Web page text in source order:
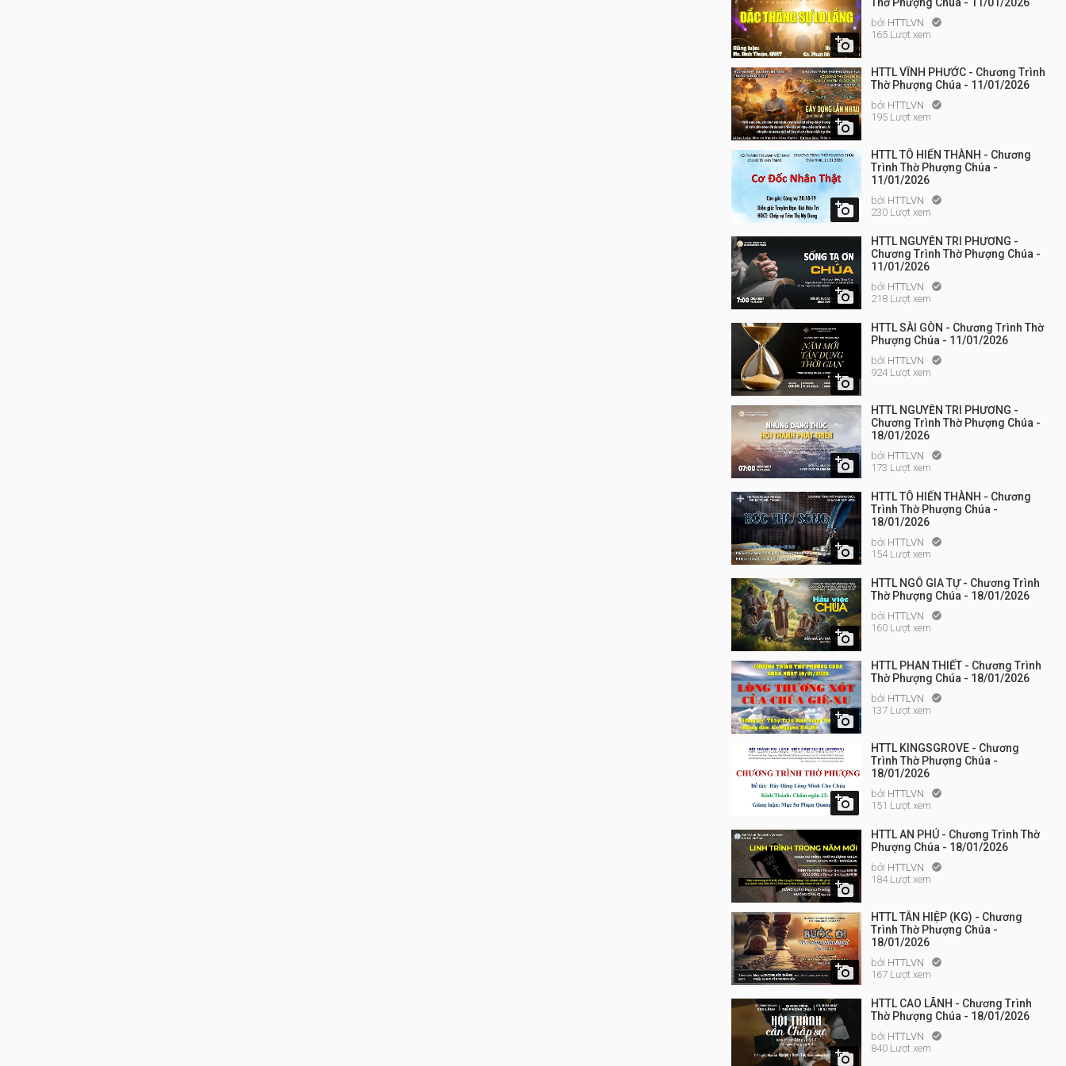

bởi HTTLVN 
165 Lượt xem

HTTL VĨNH PHƯỚC - Chương Trình
Thờ Phượng Chúa - 11/01/2026
bởi HTTLVN 
195 Lượt xem

HTTL TÔ HIẾN THÀNH - Chương
Trình Thờ Phượng Chúa -
11/01/2026
bởi HTTLVN 
230 Lượt xem

HTTL NGUYỄN TRI PHƯƠNG -
Chương Trình Thờ Phượng Chúa -
11/01/2026
bởi HTTLVN 
218 Lượt xem

HTTL SÀI GÒN - Chương Trình Thờ
Phượng Chúa - 11/01/2026
bởi HTTLVN 
924 Lượt xem

HTTL NGUYỄN TRI PHƯƠNG -
Chương Trình Thờ Phượng Chúa -
18/01/2026
bởi HTTLVN 
173 Lượt xem

HTTL TÔ HIẾN THÀNH - Chương
Trình Thờ Phượng Chúa -
18/01/2026
bởi HTTLVN 
154 Lượt xem

HTTL NGÔ GIA TỰ - Chương Trình
Thờ Phượng Chúa - 18/01/2026
bởi HTTLVN 
160 Lượt xem

HTTL PHAN THIẾT - Chương Trình
Thờ Phượng Chúa - 18/01/2026
bởi HTTLVN 
137 Lượt xem

HTTL KINGSGROVE - Chương
Trình Thờ Phượng Chúa -
18/01/2026
bởi HTTLVN 
151 Lượt xem

HTTL AN PHÚ - Chương Trình Thờ
Phượng Chúa - 18/01/2026
bởi HTTLVN 
184 Lượt xem

HTTL TÂN HIỆP (KG) - Chương
Trình Thờ Phượng Chúa -
18/01/2026
bởi HTTLVN 
167 Lượt xem

HTTL CAO LÃNH - Chương Trình
Thờ Phượng Chúa - 18/01/2026
bởi HTTLVN 
840 Lượt xem